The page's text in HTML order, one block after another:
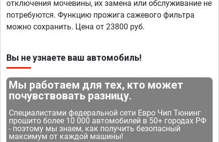
отключения мочевины, их замена или обслуживание не
потребуются. Функцию прожига сажевого фильтра
можно сохранить. Цена от 23800 руб.
Вы не узнаете ваш автомобиль!
Мы работаем для тех, кто может
почувствовать разницу.
Специалистами федеральной сети Евро Чип Тюнинг
прошито более 10 000 автомобилей в 50+ городах РФ
- поэтому мы знаем, как получить безопасный
максимум от каждой машины!